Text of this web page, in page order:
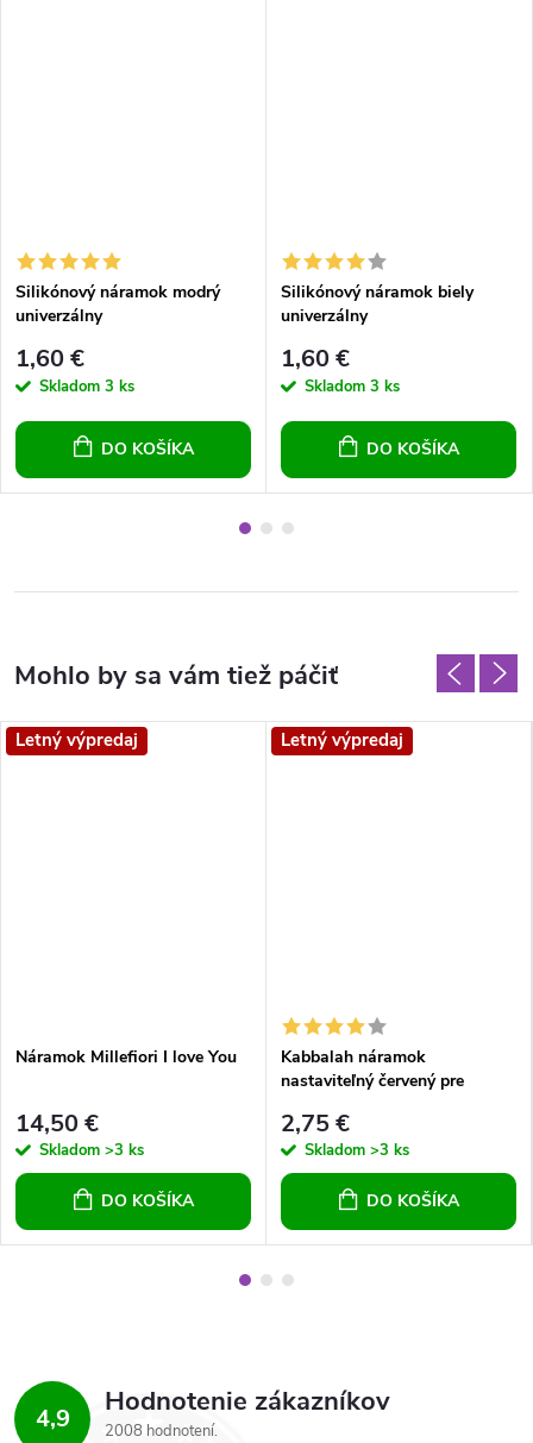
Silikónový náramok modrý
univerzálny
1,60 €
Skladom 3 ks
DO KOŠÍKA
Silikónový náramok biely
univerzálny
1,60 €
Skladom 3 ks
DO KOŠÍKA
Letný výpredaj
Náramok Millefiori I love You
14,50 €
Skladom >3 ks
DO KOŠÍKA
Letný výpredaj
Kabbalah náramok
nastaviteľný červený pre
univerzálny
2,75 €
Skladom >3 ks
DO KOŠÍKA
4,9 Hodnotenie zákazníkov
2008 hodnotení